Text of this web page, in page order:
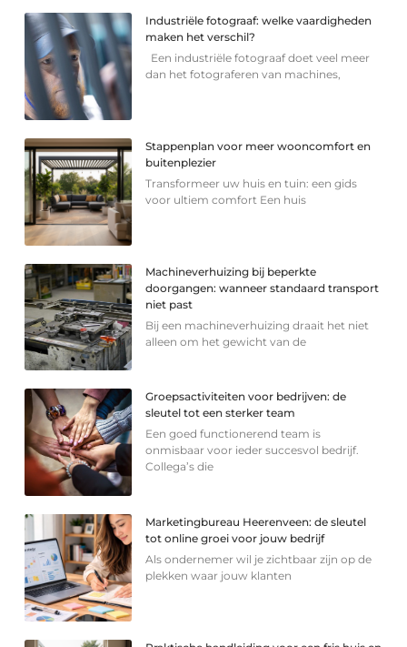
Industriële fotograaf: welke vaardigheden
maken het verschil?
Een industriële fotograaf doet veel meer
dan het fotograferen van machines,
Stappenplan voor meer wooncomfort en
buitenplezier
Transformeer uw huis en tuin: een gids
voor ultiem comfort Een huis
Machineverhuizing bij beperkte
doorgangen: wanneer standaard transport
niet past
Bij een machineverhuizing draait het niet
alleen om het gewicht van de
Groepsactiviteiten voor bedrijven: de
sleutel tot een sterker team
Een goed functionerend team is
onmisbaar voor ieder succesvol bedrijf.
Collega’s die
Marketingbureau Heerenveen: de sleutel
tot online groei voor jouw bedrijf
Als ondernemer wil je zichtbaar zijn op de
plekken waar jouw klanten